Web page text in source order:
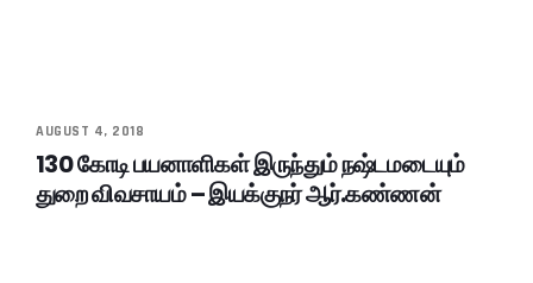
AUGUST 4, 2018
130 கோடி பயனாளிகள் இருந்தும் நஷ்டமடையும்
துறை விவசாயம் – இயக்குநர் ஆர்.கண்ணன்